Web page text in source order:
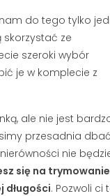
159404
to nazwa
produkuje się
dalej
do tego tylko
ze
szeroki wybór
je w komplecie z
ale nie jest
przesadnia
nie
się na
długości. Pozwoli